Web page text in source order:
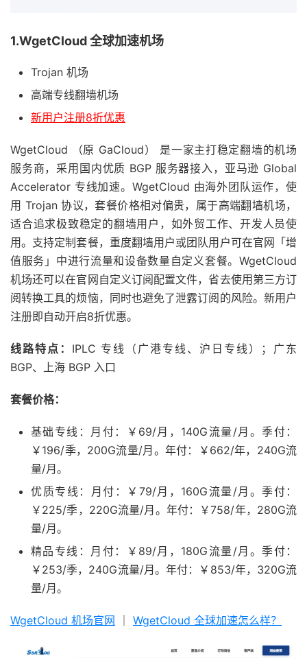
1.WgetCloud 全球加速机场
Trojan 机场
高端专线翻墙机场
新用户注册8折优惠
WgetCloud （原 GaCloud） 是一家主打稳定翻墙的机场
服务商，采用国内优质 BGP 服务器接入，亚马逊 Global
Accelerator 专线加速。WgetCloud 由海外团队运作，使
用 Trojan 协议，套餐价格相对偏贵，属于高端翻墙机场，
适合追求极致稳定的翻墙用户，如外贸工作、开发人员使
用。支持定制套餐，重度翻墙用户或团队用户可在官网「增
值服务」中进行流量和设备数量自定义套餐。WgetCloud
机场还可以在官网自定义订阅配置文件，省去使用第三方订
阅转换工具的烦恼，同时也避免了泄露订阅的风险。新用户
注册即自动开启8折优惠。
线路特点： IPLC 专线（广港专线、沪日专线）；广东
BGP、上海 BGP 入口
套餐价格：
基础专线：月付：￥69/月，140G流量/月。季付：
￥196/季，200G流量/月。年付：￥662/年，240G流
量/月。
优质专线：月付：￥79/月，160G流量/月。季付：
￥225/季，220G流量/月。年付：￥758/年，280G流
量/月。
精品专线：月付：￥89/月，180G流量/月。季付：
￥253/季，240G流量/月。年付：￥853/年，320G流
量/月。
WgetCloud 机场官网 WgetCloud 全球加速怎么样？